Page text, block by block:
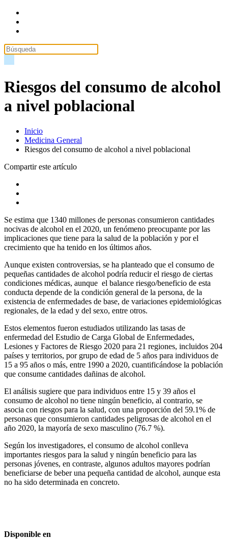
Riesgos del consumo de alcohol
a nivel poblacional
Inicio
Medicina General
Riesgos del consumo de alcohol a nivel poblacional
Compartir este artículo
Se estima que 1340 millones de personas consumieron cantidades
nocivas de alcohol en el 2020, un fenómeno preocupante por las
implicaciones que tiene para la salud de la población y por el
crecimiento que ha tenido en los últimos años.
Aunque existen controversias, se ha planteado que el consumo de
pequeñas cantidades de alcohol podría reducir el riesgo de ciertas
condiciones médicas, aunque el balance riesgo/beneficio de esta
conducta depende de la condición general de la persona, de la
existencia de enfermedades de base, de variaciones epidemiológicas
regionales, de la edad y del sexo, entre otros.
Estos elementos fueron estudiados utilizando las tasas de
enfermedad del Estudio de Carga Global de Enfermedades,
Lesiones y Factores de Riesgo 2020 para 21 regiones, incluidos 204
países y territorios, por grupo de edad de 5 años para individuos de
15 a 95 años o más, entre 1990 a 2020, cuantificándose la población
que consume cantidades dañinas de alcohol.
El análisis sugiere que para individuos entre 15 y 39 años el
consumo de alcohol no tiene ningún beneficio, al contrario, se
asocia con riesgos para la salud, con una proporción del 59.1% de
personas que consumieron cantidades peligrosas de alcohol en el
año 2020, la mayoría de sexo masculino (76.7 %).
Según los investigadores, el consumo de alcohol conlleva
importantes riesgos para la salud y ningún beneficio para las
personas jóvenes, en contraste, algunos adultos mayores podrían
beneficiarse de beber una pequeña cantidad de alcohol, aunque esta
no ha sido determinada en concreto.
Disponible en